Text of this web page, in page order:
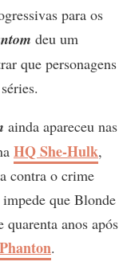
para os
deu um
que personagens
ainda apareceu nas
HQ She-Hulk,
contra o crime
que Blonde
quarenta anos após
.